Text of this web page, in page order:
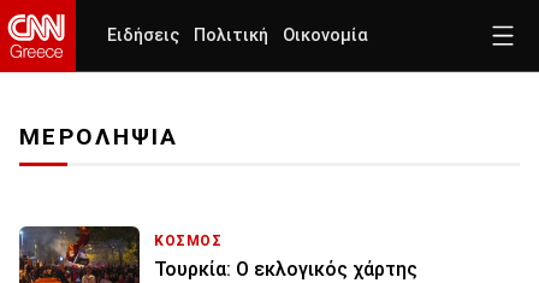
Ειδήσεις Πολιτική Οικονομία
ΜΕΡΟΛΗΨΙΑ
ΚΟΣΜΟΣ
Τουρκία: Ο εκλογικός χάρτης